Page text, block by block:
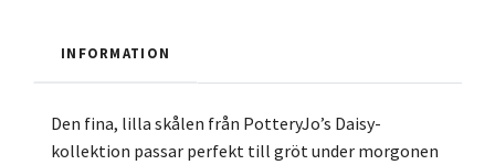
INFORMATION
Den fina, lilla skålen från PotteryJo’s Daisy-
kollektion passar perfekt till gröt under morgonen